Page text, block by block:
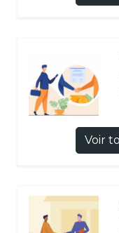
Voir